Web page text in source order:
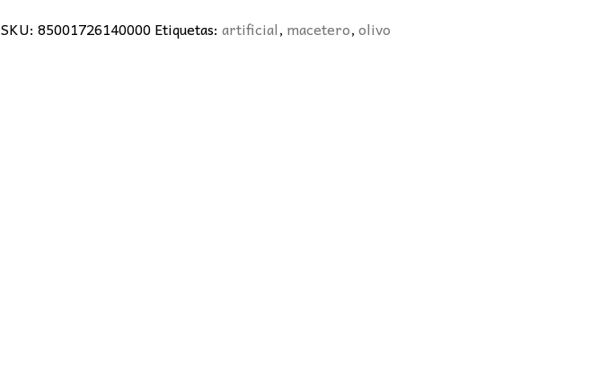
SKU: 85001726140000Etiquetas: artificial, macetero,olivo